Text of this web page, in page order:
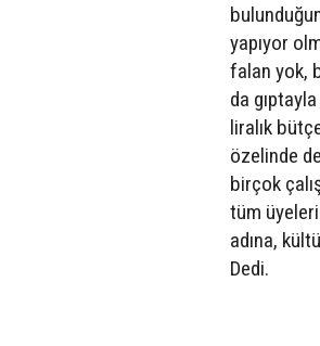
yapıyor
falan yok,
da
liralık
özelinde
birçok
tüm
adına,
Dedi.